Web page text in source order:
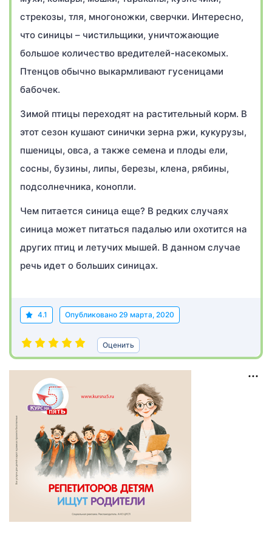
стрекозы, тля, многоножки, сверчки. Интересно,
что синицы – чистильщики, уничтожающие
большое количество вредителей-насекомых.
Птенцов обычно выкармливают гусеницами
бабочек.
Зимой птицы переходят на растительный корм. В
этот сезон кушают синички зерна ржи, кукурузы,
пшеницы, овса, а также семена и плоды ели,
сосны, бузины, липы, березы, клена, рябины,
подсолнечника, конопли.
Чем питается синица еще? В редких случаях
синица может питаться падалью или охотится на
других птиц и летучих мышей. В данном случае
речь идет о больших синицах.
4.1 Опубликовано 29 марта, 2020
Оценить